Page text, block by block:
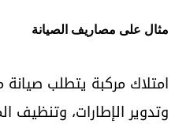
مثال على مصاريف الصيانة
امتلاك مركبة يتطلب صيانة
وتدوير الإطارات، وتنظيف